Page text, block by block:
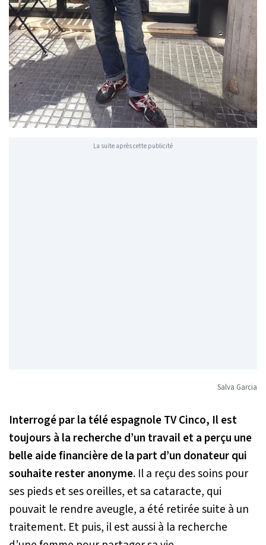
La suite après cette publicité
Salva Garcia
Interrogé par la télé espagnole TV Cinco, Il est
toujours à la recherche d’un travail et a perçu une
belle aide financière de la part d’un donateur qui
souhaite rester anonyme. Il a reçu des soins pour
ses pieds et ses oreilles, et sa cataracte, qui
pouvait le rendre aveugle, a été retirée suite à un
traitement. Et puis, il est aussi à la recherche